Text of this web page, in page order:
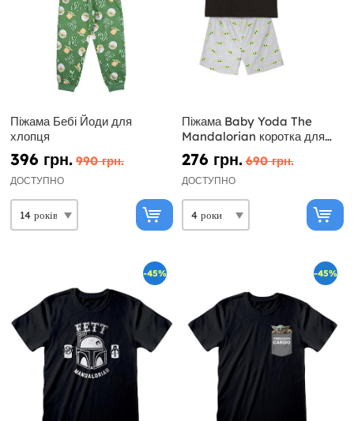
Піжама Бебі Йоди для
хлопця
396 грн. 990 грн.
ДОСТУПНО
Піжама Baby Yoda The
Mandalorian коротка для
хлопчика - Star Wars
276 грн. 690 грн.
ДОСТУПНО
-45% -45%